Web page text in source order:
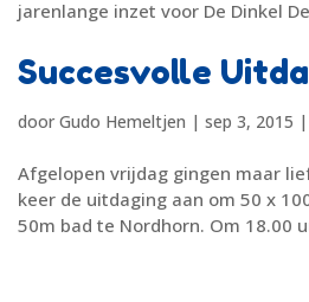
jarenlange inzet voor De Dinkel
Succesvolle
doorGudo Hemeltjen |sep 3, 2015 |
Afgelopen vrijdag gingen maar
keer de uitdaging aan om 50 x
50m bad te Nordhorn. Om 18.00